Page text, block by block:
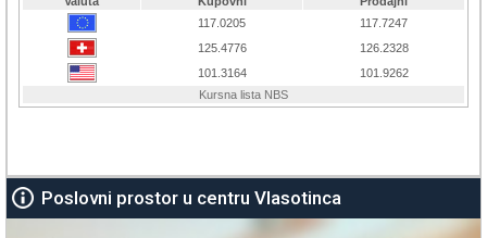
Poslovni prostor u centru Vlasotinca